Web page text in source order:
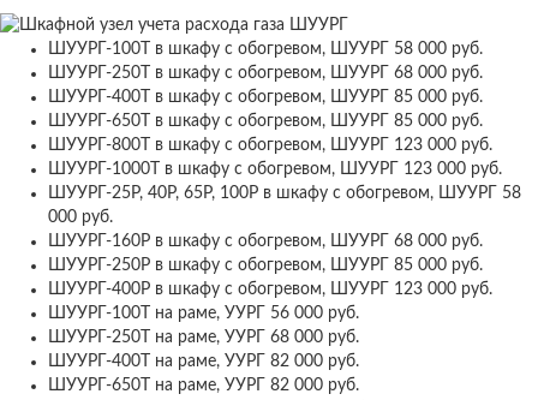
ШУУРГ-100Т в шкафу с обогревом, ШУУРГ 58 000 руб.
ШУУРГ-250Т в шкафу с обогревом, ШУУРГ 68 000 руб.
ШУУРГ-400Т в шкафу с обогревом, ШУУРГ 85 000 руб.
ШУУРГ-650Т в шкафу с обогревом, ШУУРГ 85 000 руб.
ШУУРГ-800Т в шкафу с обогревом, ШУУРГ 123 000 руб.
ШУУРГ-1000Т в шкафу с обогревом, ШУУРГ 123 000 руб.
ШУУРГ-25Р, 40Р, 65Р, 100Р в шкафу с обогревом, ШУУРГ 58
000 руб.
ШУУРГ-160Р в шкафу с обогревом, ШУУРГ 68 000 руб.
ШУУРГ-250Р в шкафу с обогревом, ШУУРГ 85 000 руб.
ШУУРГ-400Р в шкафу с обогревом, ШУУРГ 123 000 руб.
ШУУРГ-100Т на раме, УУРГ 56 000 руб.
ШУУРГ-250Т на раме, УУРГ 68 000 руб.
ШУУРГ-400Т на раме, УУРГ 82 000 руб.
ШУУРГ-650Т на раме, УУРГ 82 000 руб.